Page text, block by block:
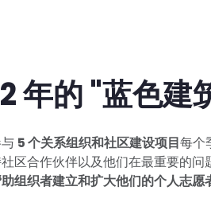
年的 "蓝色建
5 个关系组织和社区建设项目每个
区合作伙伴以及他们在最重要的
组织者建立和扩大他们的个人志愿